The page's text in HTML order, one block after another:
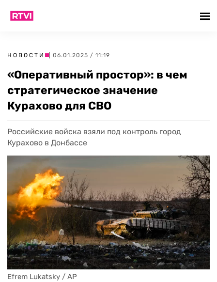
НОВОСТИ | 06.01.2025 / 11:19
«Оперативный простор»: в чем
стратегическое значение
Курахово для СВО
Российские войска взяли под контроль город
Курахово в Донбассе
Efrem Lukatsky / AP